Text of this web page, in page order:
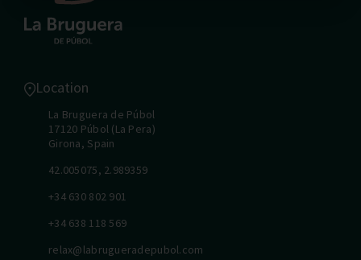
Location
La Bruguera de Púbol
17120 Púbol (La Pera)
Girona, Spain
42.005075, 2.989359
+34 630 802 901
+34 638 118 569
relax@labrugueradepubol.com